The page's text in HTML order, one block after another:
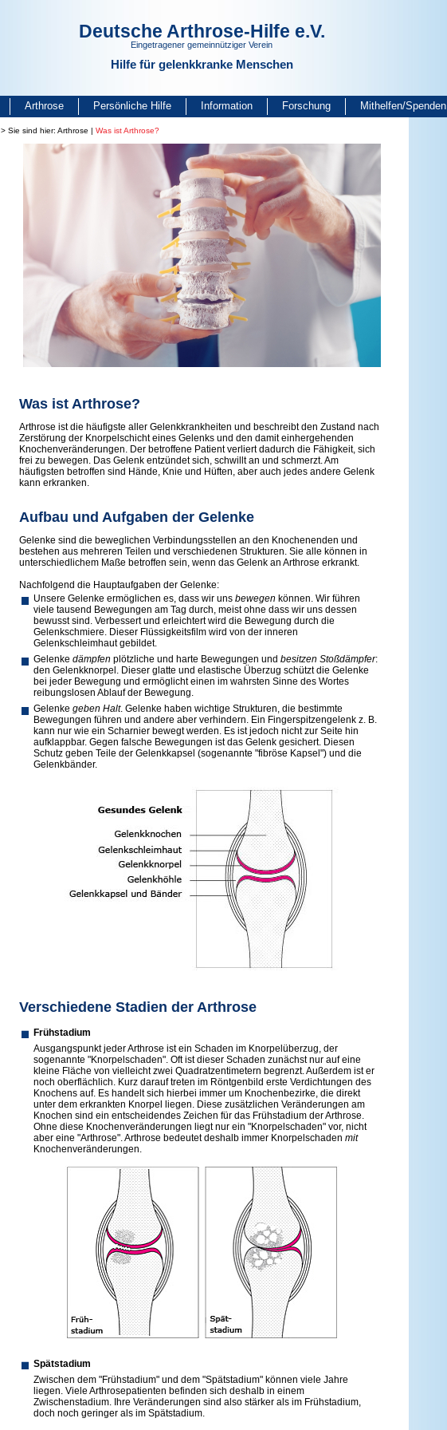
Deutsche Arthrose-Hilfe e.V.
Eingetragener gemeinnütziger Verein
Hilfe für gelenkkranke Menschen
Arthrose Persönliche Hilfe Information Forschung Mithelfen/Spenden
> Sie sind hier: Arthrose | Was ist Arthrose?
Was ist Arthrose?
Arthrose ist die häufigste aller Gelenkkrankheiten und beschreibt den Zustand nach
Zerstörung der Knorpelschicht eines Gelenks und den damit einhergehenden
Knochenveränderungen. Der betroffene Patient verliert dadurch die Fähigkeit, sich
frei zu bewegen. Das Gelenk entzündet sich, schwillt an und schmerzt. Am
häufigsten betroffen sind Hände, Knie und Hüften, aber auch jedes andere Gelenk
kann erkranken.
Aufbau und Aufgaben der Gelenke
Gelenke sind die beweglichen Verbindungsstellen an den Knochenenden und
bestehen aus mehreren Teilen und verschiedenen Strukturen. Sie alle können in
unterschiedlichem Maße betroffen sein, wenn das Gelenk an Arthrose erkrankt.
Nachfolgend die Hauptaufgaben der Gelenke:
Unsere Gelenke ermöglichen es, dass wir unsbewegen können. Wir führen
viele tausend Bewegungen am Tag durch, meist ohne dass wir uns dessen
bewusst sind. Verbessert und erleichtert wird die Bewegung durch die
Gelenkschmiere. Dieser Flüssigkeitsfilm wird von der inneren
Gelenkschleimhaut gebildet.
Gelenkedämpfenplötzliche und harte Bewegungen undbesitzen Stoßdämpfer:
den Gelenkknorpel. Dieser glatte und elastische Überzug schützt die Gelenke
bei jeder Bewegung und ermöglicht einen im wah­rsten Sinne des Wortes
reibungslosen Ablauf der Bewegung.
Gelenkegeben Halt. Gelenke haben wichtige Strukturen, die bestimmte
Bewegungen führen und andere aber verhindern. Ein Fingerspitzengelenk z. B.
kann nur wie ein Scharnier bewegt werden. Es ist jedoch nicht zur Seite hin
aufklappbar. Gegen falsche Bewegungen ist das Gelenk gesichert. Diesen
Schutz geben Teile der Gelenkkapsel (sogenannte "fibröse Kapsel") und die
Gelenkbänder.
Verschiedene Stadien der Arthrose
Frühstadium
Ausgangspunkt jeder Arthrose ist ein Schaden im Knorpelüberzug, der
sogenannte "Knorpelschaden". Oft ist dieser Schaden zunächst nur auf eine
kleine Fläche von vielleicht zwei Quadratzentimetern begrenzt. Außerdem ist er
noch oberflächlich. Kurz darauf treten im Röntgenbild erste Verdichtungen des
Knochens auf. Es handelt sich hierbei immer um Knochenbezirke, die direkt
unter dem erkrankten Knorpel liegen. Diese zusätzlichen Veränderungen am
Knochen sind ein entscheidendes Zeichen für das Frühstadium der Arthrose.
Ohne diese Knochenverände­rungen liegt nur ein "Knorpelschaden" vor, nicht
aber eine "Arthrose". Arthrose bedeutet deshalb immer Knorpelschadenmit
Knochenverände­rungen.
Spätstadium
Zwischen dem "Frühstadium" und dem "Spätstadium" können viele Jahre
liegen. Viele Arthrosepatienten befinden sich deshalb in einem
Zwischenstadium. Ihre Veränderungen sind also stärker als im Frühstadium,
doch noch geringer als im Spätstadium.